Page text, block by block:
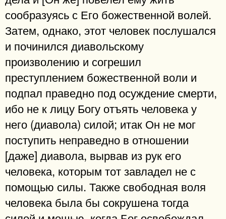
сообразуясь с Его божественной волей.
Затем, однако, этот человек послушался
и починился диавольскому
произволению и согрешил
преступлением божественной воли и
подпал праведно под осуждение смерти,
ибо не к лицу Богу отъять человека у
него (диавола) силой; итак Он не мог
поступить неправедно в отношении
[даже] диавола, вырвав из рук его
человека, которым тот завладел не с
помощью силы. Также свободная воля
человека была бы сокрушена тогда